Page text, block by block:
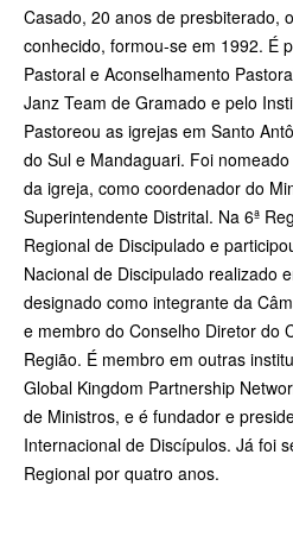
Casado, 20 anos de presbiterado,
conhecido, formou-­se em 1992. É
Pastoral e Aconselhamento
Janz Team de Gramado e pelo
Pastoreou as igrejas em Santo
do Sul e Mandaguari. Foi
da igreja, como coordenador do
Superintendente Distrital. Na 6ª
Regional de Discipulado e
Nacional de Discipulado realizado
designado como integrante da
e membro do Conselho Diretor do
Região. É membro em outras
Global Kingdom Partnership
de Ministros, e é fundador e
Internacional de Discípulos. Já foi
Regional por quatro anos.